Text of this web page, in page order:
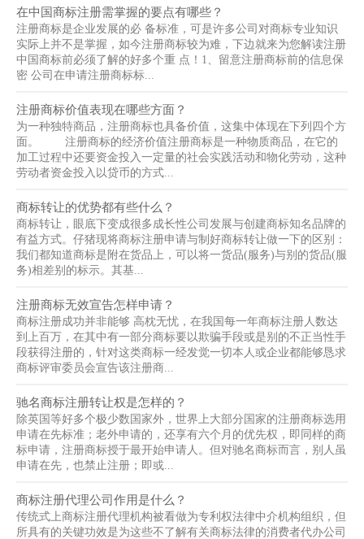
在中国商标注册需掌握的要点有哪些？
注册商标是企业发展的必 备标准，可是许多公司对商标专业知识
实际上并不是掌握，如今注册商标较为难，下边就来为您解读注册
中国商标前必须了解的好多个重 点！1、留意注册商标前的信息保
密 公司在申请注册商标标...
注册商标价值表现在哪些方面？
为一种独特商品，注册商标也具备价值，这集中体现在下列四个方
面。 注册商标的经济价值注册商标是一种物质商品，在它的
加工过程中还要资金投入一定量的社会实践活动和物化劳动，这种
劳动者资金投入以贷币的方式...
商标转让的优势都有些什么？
商标转让，眼底下变成很多成长性公司发展与创建商标知名品牌的
有益方式。仔猪现将商标注册申请与制好商标转让做一下的区别：
我们都知道商标是附在货品上，可以将一货品(服务)与别的货品(服
务)相差别的标示。其基...
注册商标无效宣告怎样申请？
商标注册成功并非能够 高枕无忧，在我国每一年商标注册人数达
到上百万，在其中有一部分商标要以欺骗手段或是别的不正当性手
段获得注册的，针对这类商标一经发觉一切本人或企业都能够恳求
商标评审委员会宣告该注册商...
驰名商标注册转让权是怎样的？
除英国等好多个极少数国家外，世界上大部分国家的注册商标选用
申请在先标准；老外申请的，还享有六个月的优先权，即同样的商
标申请，注册商标授于最开始申请人。但对驰名商标而言，别人虽
申请在先，也禁止注册；即或...
商标注册代理公司作用是什么？
传统式上商标注册代理机构被看做为专利权法律中介机构组织，但
所具有的关键功效是为这些不了解有关商标法律的消费者代办公司